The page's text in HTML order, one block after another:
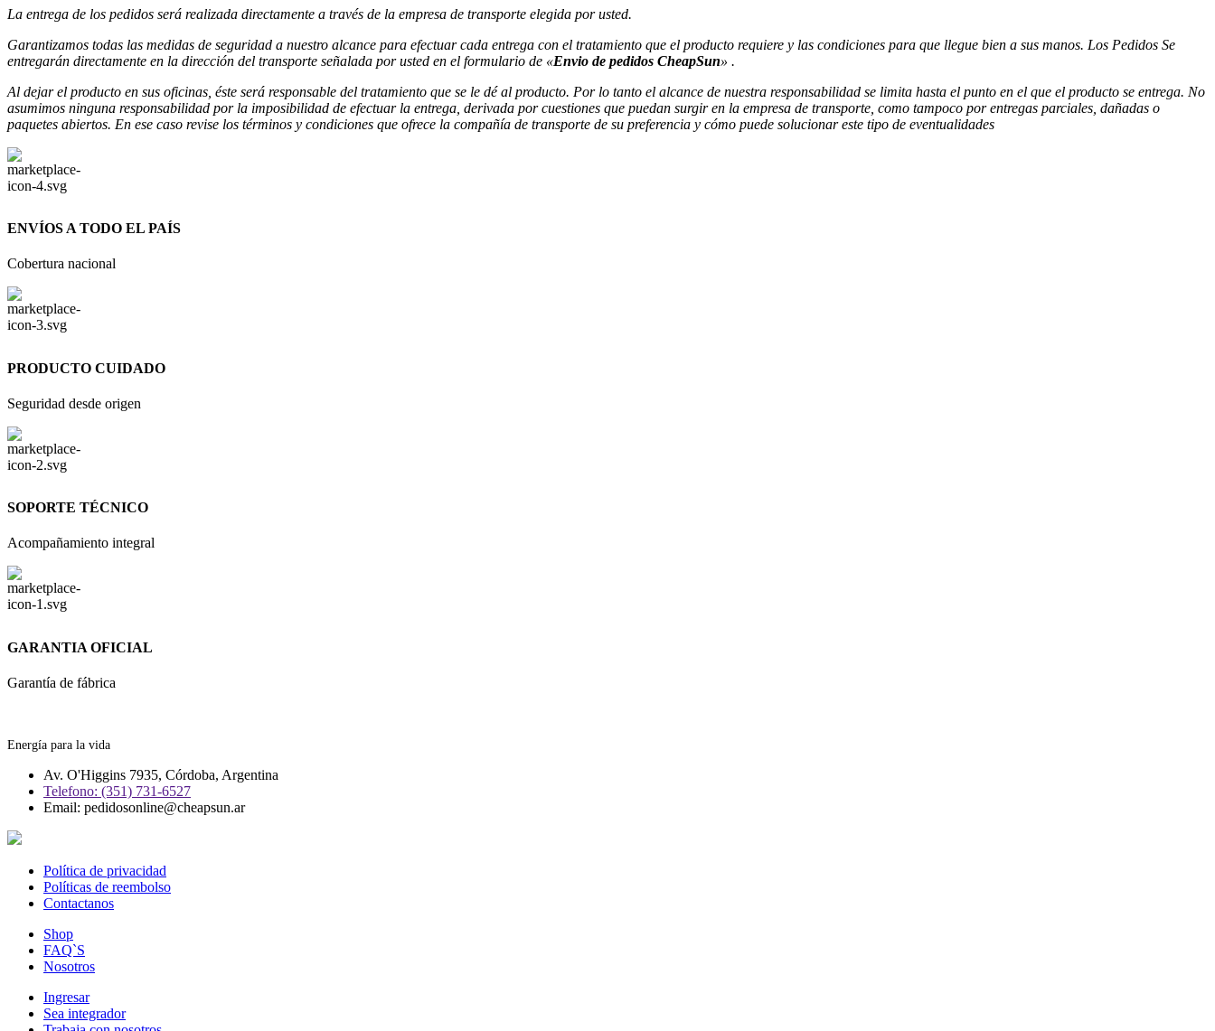
La entrega de los pedidos será realizada directamente a través de la empresa de transporte elegida por usted.
Garantizamos todas las medidas de seguridad a nuestro alcance para efectuarcada entrega con el tratamiento que el producto requiere y las condiciones para que llegue bien a sus manos. Los Pedidos Se
entregarán directamente en la dirección del transporte señalada por usted en el formulario de «Envio de pedidos CheapSun» .
Al dejar el producto en sus oficinas, éste será responsable del tratamiento que se le dé al producto. Por lo tanto el alcance de nuestra responsabilidad se limita hasta el punto en el que el producto se entrega. No
asumimos ninguna responsabilidad por la imposibilidad de efectuar la entrega, derivada por cuestiones que puedan surgir en la empresa de transporte, como tampoco por entregas parciales, dañadas o
paquetes abiertos. En ese caso revise los términos y condiciones que ofrece la compañía de transporte de su preferencia y cómo puede solucionar este tipo de eventualidades
ENVÍOS A TODO EL PAÍS
Cobertura nacional
PRODUCTO CUIDADO
Seguridad desde origen
SOPORTE TÉCNICO
Acompañamiento integral
GARANTIA OFICIAL
Garantía de fábrica
Energía para la vida
Av. O'Higgins 7935, Córdoba, Argentina
Telefono: (351) 731-6527
Email: pedidosonline@cheapsun.ar
Política de privacidad
Políticas de reembolso
Contactanos
Shop
FAQ`S
Nosotros
Ingresar
Sea integrador